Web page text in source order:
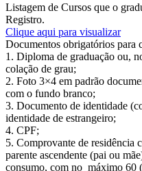
Listagem de Cursos que o
Registro.
Clique aqui para visualizar
Documentos obrigatórios para
1. Diploma de graduação ou,
colação de grau;
2. Foto 3×4 em padrão
com o fundo branco;
3. Documento de identidade
identidade de estrangeiro;
4. CPF;
5. Comprovante de residência
parente ascendente (pai ou
consumo, com no máximo 60